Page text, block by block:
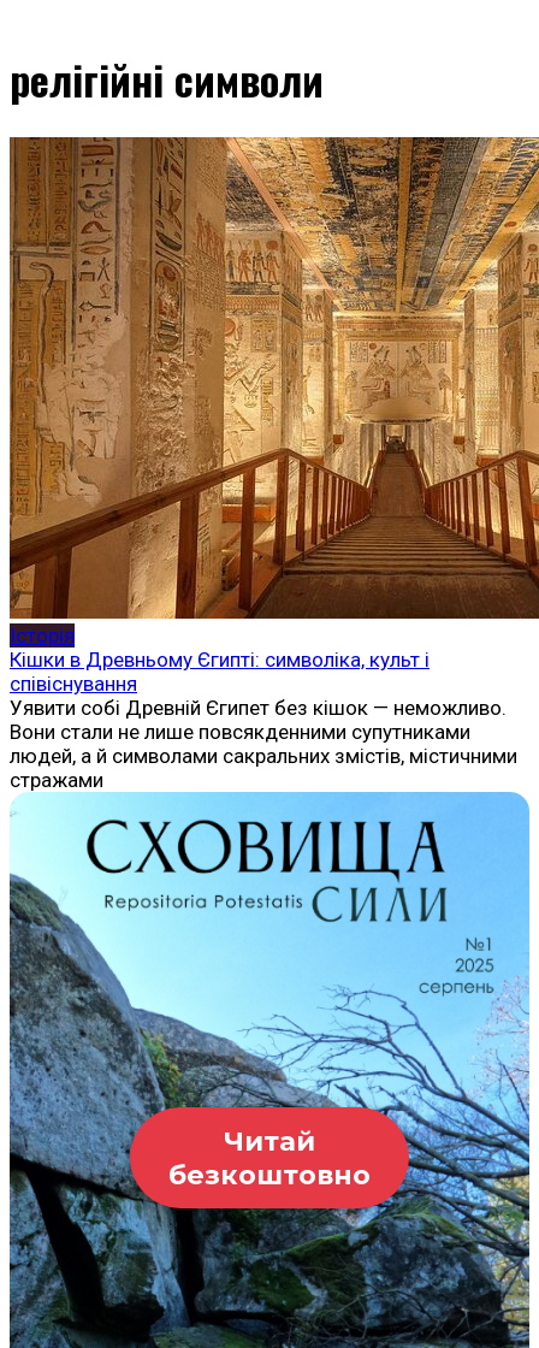
релігійні символи
Історія
Кішки в Древньому Єгипті: символіка, культ і
співіснування
Уявити собі Древній Єгипет без кішок — неможливо.
Вони стали не лише повсякденними супутниками
людей, а й символами сакральних змістів, містичними
стражами
Читай
безкоштовно